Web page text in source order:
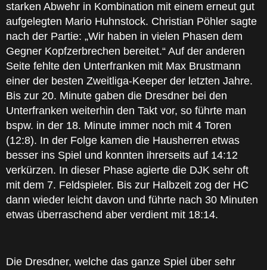
starken Abwehr in Kombination mit einem erneut gut
aufgelegten Mario Huhnstock. Christian Pöhler sagte
nach der Partie: „Wir haben in vielen Phasen dem
Gegner Kopfzerbrechen bereitet.“ Auf der anderen
Seite fehlte den Unterfranken mit Max Brustmann
einer der besten Zweitliga-Keeper der letzten Jahre.
Bis zur 20. Minute gaben die Dresdner bei den
Unterfranken weiterhin den Takt vor, so führte man
bspw. in der 18. Minute immer noch mit 4 Toren
(12:8). In der Folge kamen die Hausherren etwas
besser ins Spiel und konnten ihrerseits auf 14:12
verkürzen. In dieser Phase agierte die DJK sehr oft
mit dem 7. Feldspieler. Bis zur Halbzeit zog der HC
dann wieder leicht davon und führte nach 30 Minuten
etwas überraschend aber verdient mit 18:14.
Die Dresdner, welche das ganze Spiel über sehr